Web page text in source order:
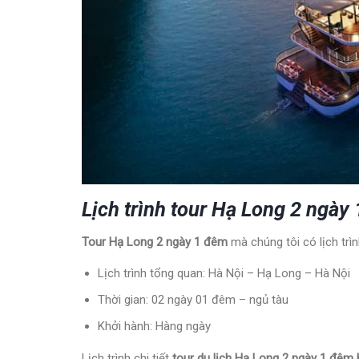
Lịch trình tour Hạ Long 2 ngày
Tour Hạ Long 2 ngày 1 đêm mà chúng tôi có lịch
Lịch trình tổng quan: Hà Nội – Hạ Long – Hà Nội
Thời gian: 02 ngày 01 đêm – ngủ tàu
Khởi hành: Hàng ngày